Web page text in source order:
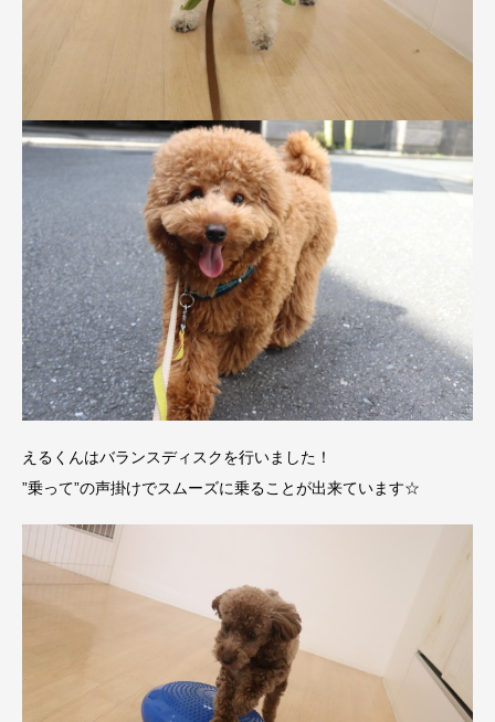
えるくんはバランスディスクを行いました！
”乗って”の声掛けでスムーズに乗ることが出来ています☆